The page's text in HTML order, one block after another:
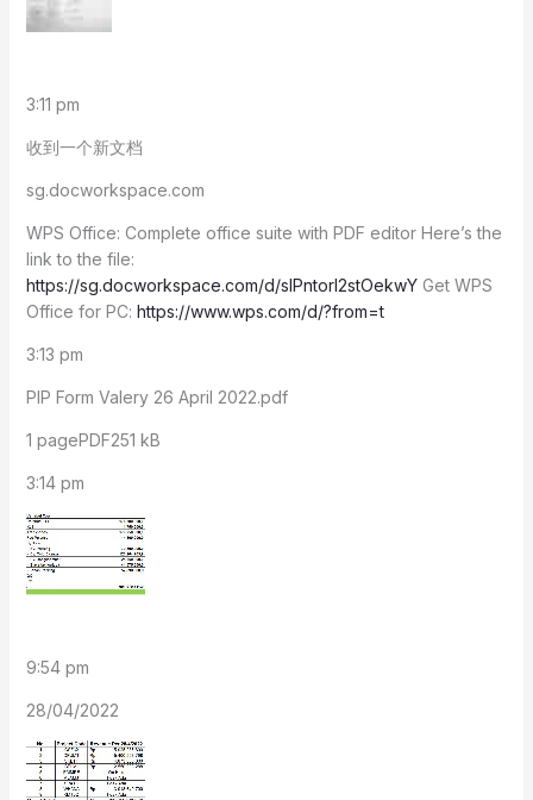
3:11 pm
收到一个新文档
sg.docworkspace.com
WPS Office: Complete office suite with PDF editor Here’s the
link to the file:
https://sg.docworkspace.com/d/sIPntorI2stOekwYGet WPS
Office for PC: https://www.wps.com/d/?from=t
3:13 pm
PIP Form Valery 26 April 2022.pdf
1 pagePDF251 kB
3:14 pm
9:54 pm
28/04/2022